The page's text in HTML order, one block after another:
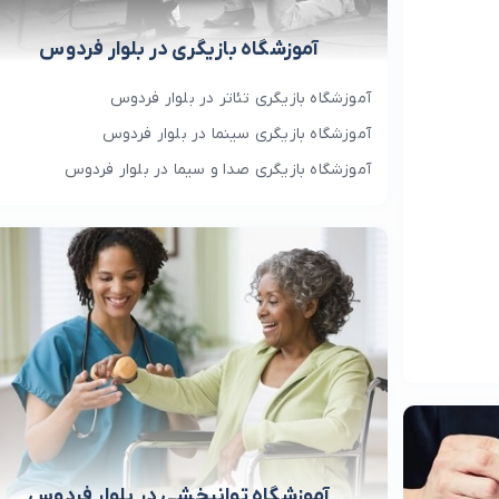
آموزشگاه بازیگری در بلوار فردوس
آموزشگاه بازیگری تئاتر در بلوار فردوس
آموزشگاه بازیگری سینما در بلوار فردوس
آموزشگاه بازیگری صدا و سیما در بلوار فردوس